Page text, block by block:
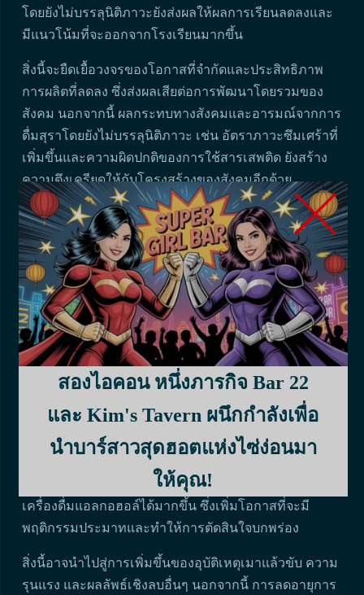
โดยยังไม่บรรลุนิติภาวะยังส่งผลให้ผลการเรียนลดลงและ
มีแนวโน้มที่จะออกจากโรงเรียนมากขึ้น
สิ่งนี้จะยืดเยื้อวงจรของโอกาสที่จำกัดและประสิทธิภาพ
การผลิตที่ลดลง ซึ่งส่งผลเสียต่อการพัฒนาโดยรวมของ
สังคม นอกจากนี้ ผลกระทบทางสังคมและอารมณ์จากการ
ดื่มสุราโดยยังไม่บรรลุนิติภาวะ เช่น อัตราภาวะซึมเศร้าที่
เพิ่มขึ้นและความผิดปกติของการใช้สารเสพติด ยังสร้าง
ความตึงเครียดให้กับโครงสร้างของสังคมอีกด้วย
ดังนั้น การจัดการกับปัญหาการดื่มสุราของผู้เยาว์จึงเป็นสิ่ง
สำคัญในการรักษาชุมชนที่มีสุขภาพดีและเจริญรุ่งเรือง
ผลที่ตามมาที่อาจเกิดขึ้นจากการ
เปลี่ยนอายุการดื่ม
ก้าวเข้าสู่โลกที่อายุการดื่มที่ถูกกฎหมายลดลง และลองนึก
ภาพตัวเองกำลังใช้ชีวิตอยู่ในสังคมที่ผลของการ
เปลี่ยนแปลงนี้แพร่หลายและเห็นได้ชัดเจน
ผลที่ตามมาประการหนึ่งของการเปลี่ยนอายุการดื่มใน
เวียดนามคืออุบัติเหตุและการบาดเจ็บที่เกี่ยวข้องกับ
แอลกอฮอล์ที่เพิ่มขึ้นในหมู่คนหนุ่มสาว เมื่ออายุที่ดื่มสุรา
น้อยลง วัยรุ่นและผู้ใหญ่วัยหนุ่มสาวจะสามารถเข้าถึง
เครื่องดื่มแอลกอฮอล์ได้มากขึ้น ซึ่งเพิ่มโอกาสที่จะมี
พฤติกรรมประมาทและทำให้การตัดสินใจบกพร่อง
สิ่งนี้อาจนำไปสู่การเพิ่มขึ้นของอุบัติเหตุเมาแล้วขับ ความ
รุนแรง และผลลัพธ์เชิงลบอื่นๆ นอกจากนี้ การลดอายุการ
สองไอคอน หนึ่งภารกิจ Bar 22
และ Kim's Tavern ผนึกกำลังเพื่อ
นำบาร์สาวสุดฮอตแห่งไซ่ง่อนมา
ให้คุณ!